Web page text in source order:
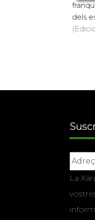
dels
La